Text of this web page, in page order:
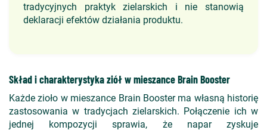
tradycyjnych praktyk zielarskich i nie stanowią
deklaracji efektów działania produktu.
Skład i charakterystyka ziół w mieszance Brain Booster
Każde zioło w mieszance Brain Booster ma własną historię
zastosowania w tradycjach zielarskich. Połączenie ich w
jednej kompozycji sprawia, że napar zyskuje